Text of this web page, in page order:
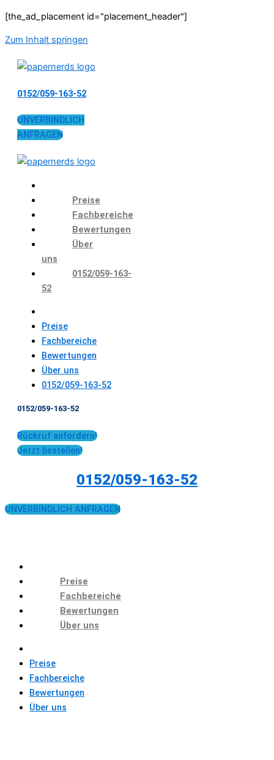
[the_ad_placement id="placement_header"]
Zum Inhalt springen
0152/059-163-52
UNVERBINDLICH
ANFRAGEN
Preise
Fachbereiche
Bewertungen
Über
uns
0152/059-163-
52
Preise
Fachbereiche
Bewertungen
Über uns
0152/059-163-52
0152/059-163-52
Rückruf anfordern!
Jetzt bestellen!
0152/059-163-52
UNVERBINDLICH ANFRAGEN
Preise
Fachbereiche
Bewertungen
Über uns
Preise
Fachbereiche
Bewertungen
Über uns